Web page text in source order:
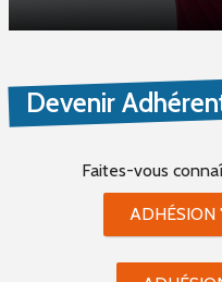
Devenir
Faites-vous
ADHÉSION